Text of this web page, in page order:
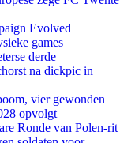
Evolved
games
derde
na dickpic in
vier gewonden
opvolgt
Ronde van Polen-rit